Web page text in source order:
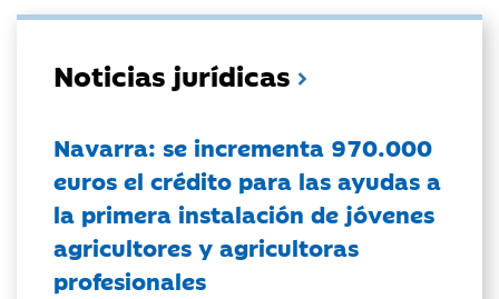
Noticias jurídicas
Navarra: se incrementa 970.000
euros el crédito para las ayudas a
la primera instalación de jóvenes
agricultores y agricultoras
profesionales